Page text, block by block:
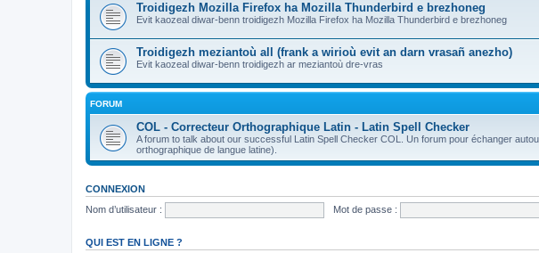
Troidigezh Mozilla Firefox ha Mozilla Thunderbird e brezhoneg
Evit kaozeal diwar-benn troidigezh Mozilla Firefox ha Mozilla Thunderbird e brezhoneg
Troidigezh meziantoù all (frank a wirioù evit an darn vrasañ anezho)
Evit kaozeal diwar-benn troidigezh ar meziantoù dre-vras
FORUM
COL - Correcteur Orthographique Latin - Latin Spell Checker
A forum to talk about our successful Latin Spell Checker COL. Un forum pour échanger
orthographique de langue latine).
CONNEXION
Nom d’utilisateur :
Mot de passe :
QUI EST EN LIGNE ?